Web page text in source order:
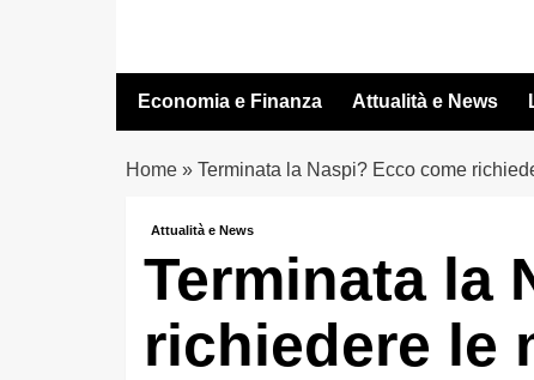
contenuto
Economia e Finanza Attualità e News
Home» Terminata la Naspi? Ecco come
Attualità e News
Terminata la
richiedere le